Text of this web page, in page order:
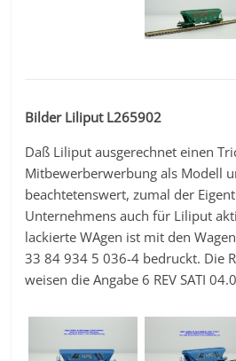
Bilder Liliput L265902
Daß Liliput ausgerechnet einen
Mitbewerberwerbung als Modell
beachtetenswert, zumal der
Unternehmens auch für Liliput
lackierte WAgen ist mit den
33 84 934 5 036-4 bedruckt. Die
weisen die Angabe 6 REV SATI